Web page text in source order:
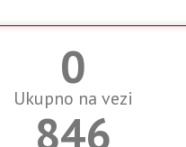
0
Ukupno na vezi
906